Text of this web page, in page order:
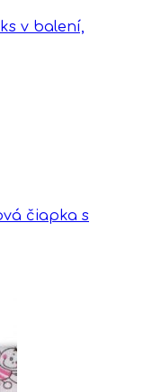
v balení,
čiapka s